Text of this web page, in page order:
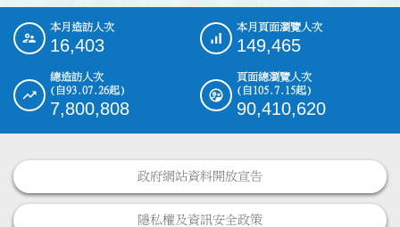
::: 本月造訪人次
16,403
本月頁面瀏覽人次
149,465
總造訪人次
(自93.07.26起)
7,800,808
頁面總瀏覽人次
(自105.7.15起)
90,410,620
政府網站資料開放宣告
隱私權及資訊安全政策